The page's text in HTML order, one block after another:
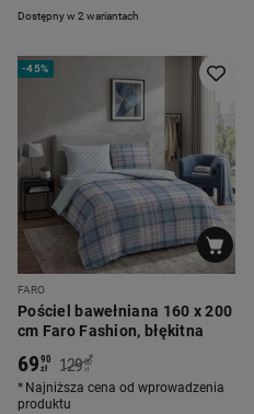
Dostępny w 2 wariantach
-45%
FARO
Pościel bawełniana 160 x 200
cm Faro Fashion, błękitna
6990
zł 129 00
zł
*
Najniższa cena od wprowadzenia
produktu